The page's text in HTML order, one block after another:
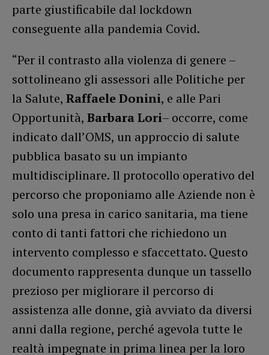
parte giustificabile dal lockdown
conseguente alla pandemia Covid.
“Per il contrasto alla violenza di genere –
sottolineano gli assessori alle Politiche per
la Salute, Raffaele Donini, e alle Pari
Opportunità, Barbara Lori– occorre, come
indicato dall’OMS, un approccio di salute
pubblica basato su un impianto
multidisciplinare. Il protocollo operativo del
percorso che proponiamo alle Aziende non è
solo una presa in carico sanitaria, ma tiene
conto di tanti fattori che richiedono un
intervento complesso e sfaccettato. Questo
documento rappresenta dunque un tassello
prezioso per migliorare il percorso di
assistenza alle donne, già avviato da diversi
anni dalla regione, perché agevola tutte le
realtà impegnate in prima linea per la loro